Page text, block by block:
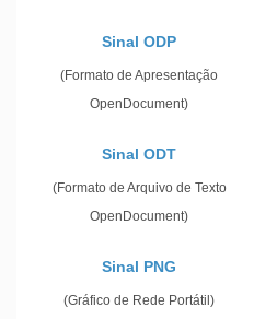
Sinal ODP
(Formato de Apresentação
OpenDocument)
Sinal ODT
(Formato de Arquivo de Texto
OpenDocument)
Sinal PNG
(Gráfico de Rede Portátil)